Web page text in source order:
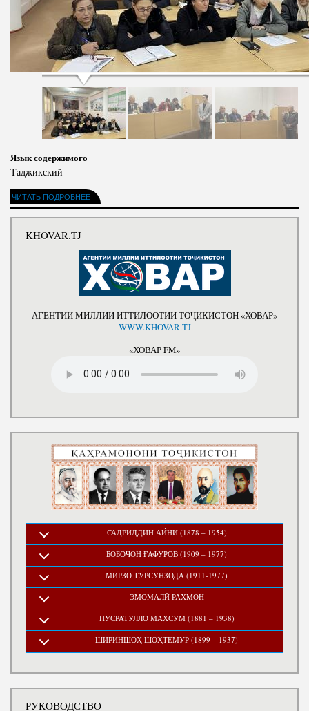
Язык содержимого
Таджикский
ЧИТАТЬ ПОДРОБНЕЕ
KHOVAR.TJ
АГЕНТИИ МИЛЛИИ ИТТИЛООТИИ ТОҶИКИСТОН «ХОВАР»
WWW.KHOVAR.TJ
«ХОВАР FM»
САДРИДДИН АЙНӢ (1878 – 1954)
БОБОҶОН ҒАФУРОВ (1909 – 1977)
МИРЗО ТУРСУНЗОДА (1911-1977)
ЭМОМАЛӢ РАҲМОН
НУСРАТУЛЛО МАХСУМ (1881 – 1938)
ШИРИНШОҲ ШОҲТЕМУР (1899 – 1937)
РУКОВОДСТВО